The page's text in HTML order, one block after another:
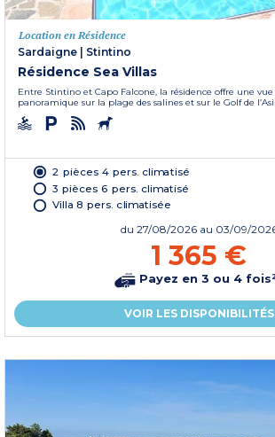
Location en Résidence
Sardaigne | Stintino
Résidence Sea Villas
Entre Stintino et Capo Falcone, la résidence offre une vue
panoramique sur la plage des salines et sur le Golf de
2 pièces 4 pers. climatisé
3 pièces 6 pers. climatisé
Villa 8 pers. climatisée
du 27/08/2026 au 03/09/
1 365 €
Payez en 3 ou 4
VOIR LES DISPONIBILITÉS